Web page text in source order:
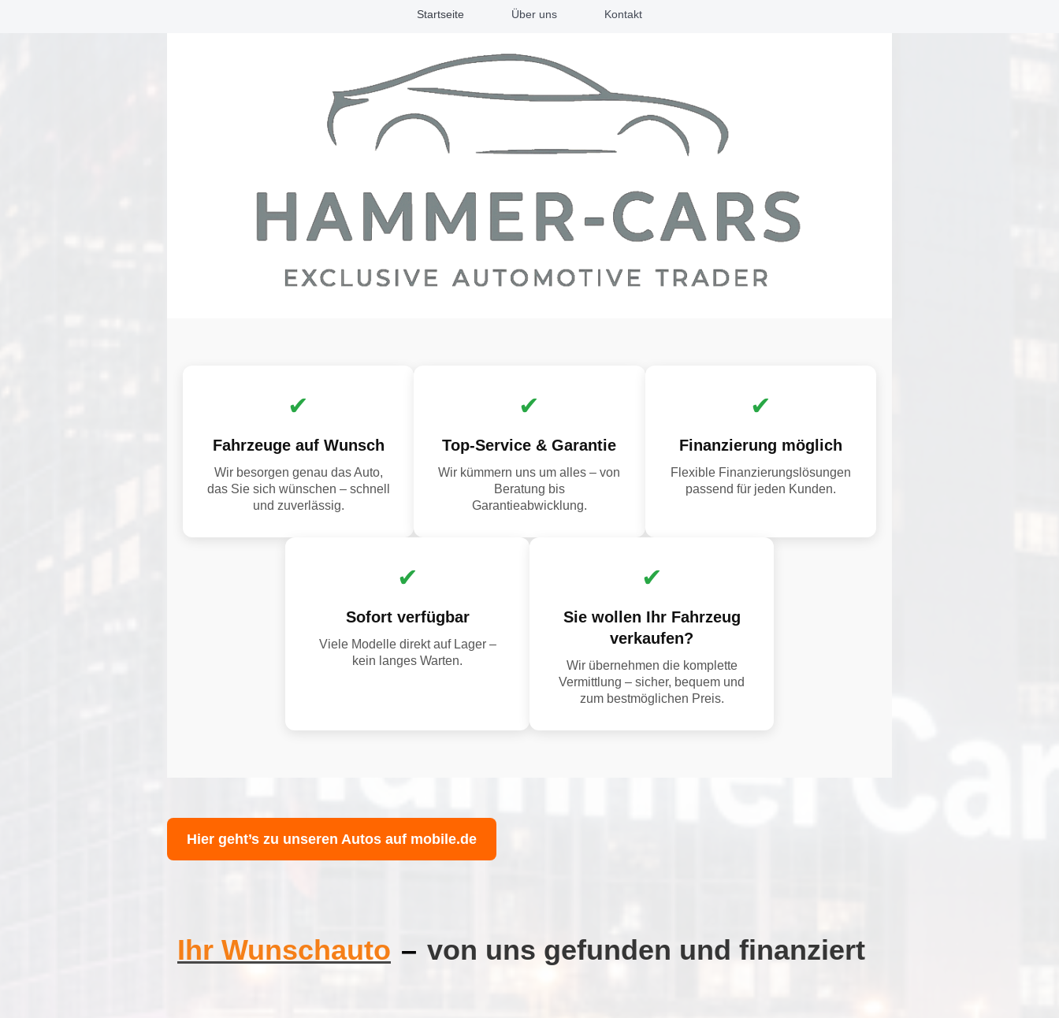
Startseite Über uns Kontakt
✔
Fahrzeuge auf Wunsch
Wir besorgen genau das Auto,
das Sie sich wünschen – schnell
und zuverlässig.
✔
Top-Service & Garantie
Wir kümmern uns um alles – von
Beratung bis
Garantieabwicklung.
✔
Finanzierung möglich
Flexible Finanzierungslösungen
passend für jeden Kunden.
✔
Sofort verfügbar
Viele Modelle direkt auf Lager –
kein langes Warten.
✔
Sie wollen Ihr Fahrzeug
verkaufen?
Wir übernehmen die komplette
Vermittlung – sicher, bequem und
zum bestmöglichen Preis.
Hier geht’s zu unseren Autos auf mobile.de
Ihr Wunschauto – von uns gefunden und finanziert